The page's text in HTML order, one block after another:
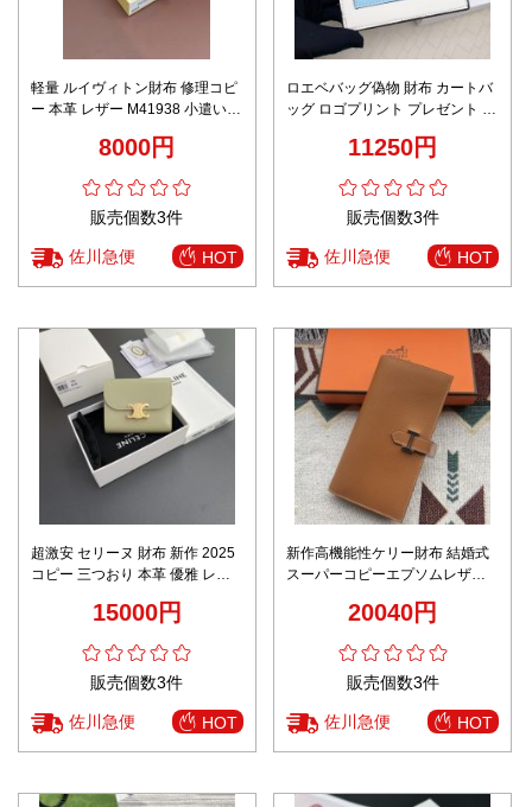
軽量 ルイヴィトン財布 修理コピ
ー 本革 レザー M41938 小遣いバ
8000円
販売個数3件
佐川急便 HOT
ロエベバッグ偽物 財布 カートバ
ッグ ロゴプリント プレゼント 本
11250円
販売個数3件
佐川急便 HOT
超激安 セリーヌ 財布 新作 2025
コピー 三つおり 本革 優雅 レザ
15000円
販売個数3件
佐川急便 HOT
新作高機能性ケリー財布 結婚式
スーパーコピーエプソムレザ
20040円
販売個数3件
佐川急便 HOT